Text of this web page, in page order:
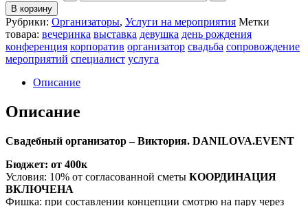
В корзину
Рубрики: Организаторы, Услуги на мероприятия Метки
товара: вечеринка выставка девушка день рождения
конференция корпоратив организатор свадьба сопровождение
мероприятий специалист услуга
Описание
Описание
Свадебный организатор – Виктория. DANILOVA.EVENT
Бюджет: от 400к
Условия: 10% от согласованной сметы КООРДИНАЦИЯ
ВКЛЮЧЕНА
Фишка: при составлении концепции смотрю на пару через